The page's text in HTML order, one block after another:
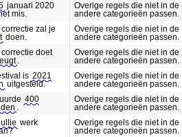
januari 2020
mis.
Overige regels die niet in de
andere categorieën passen.
correctie zal je
doen.
Overige regels die niet in de
andere categorieën passen.
correctie doet
.
Overige regels die niet in de
andere categorieën passen.
is 2021
uitgesteld.
Overige regels die niet in de
andere categorieën passen.
400
.
Overige regels die niet in de
andere categorieën passen.
werk
Overige regels die niet in de
andere categorieën passen.